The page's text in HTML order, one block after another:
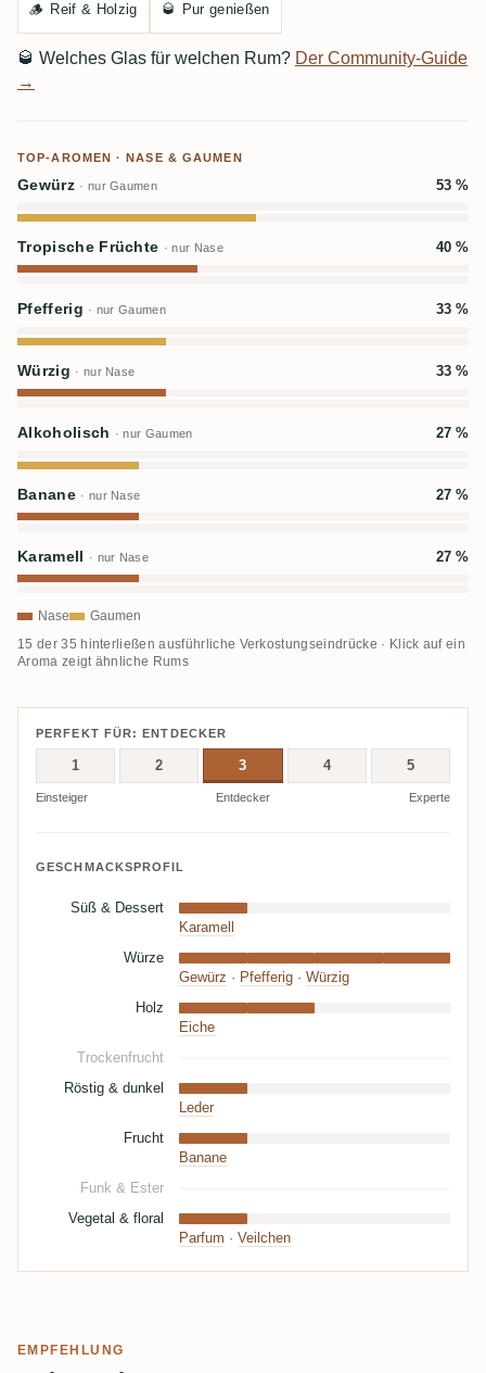
🪵 Reif & Holzig 🥃 Pur genießen
🥃 Welches Glas für welchen Rum? Der Community-Guide
→
TOP-AROMEN · NASE & GAUMEN
Gewürz · nur Gaumen 53 %
Tropische Früchte · nur Nase 40 %
Pfefferig · nur Gaumen 33 %
Würzig · nur Nase 33 %
Alkoholisch · nur Gaumen 27 %
Banane · nur Nase 27 %
Karamell · nur Nase 27 %
Nase Gaumen
15 der 35 hinterließen ausführliche Verkostungseindrücke · Klick auf ein
Aroma zeigt ähnliche Rums
PERFEKT FÜR: ENTDECKER
1 2 3 4 5
Einsteiger Entdecker Experte
GESCHMACKSPROFIL
Süß & Dessert
Karamell
Würze
Gewürz · Pfefferig · Würzig
Holz
Eiche
Trockenfrucht
Röstig & dunkel
Leder
Frucht
Banane
Funk & Ester
Vegetal & floral
Parfum · Veilchen
EMPFEHLUNG